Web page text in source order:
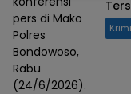
pers di Mako
Polres
Bondowoso,
Rabu
(24/6/2026).